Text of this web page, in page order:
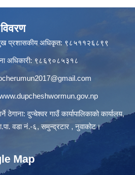
प्रशासकीय अधिकृत: ९८५११२६८९९
अधिकारी: ९८६९०८५३१८
ठेगाना: दुप्चेश्वर गाउँ कार्यापालिकाको कार्यालय,
वडा नं.-६, समुन्द्रटार , नुवाकोट।
Map